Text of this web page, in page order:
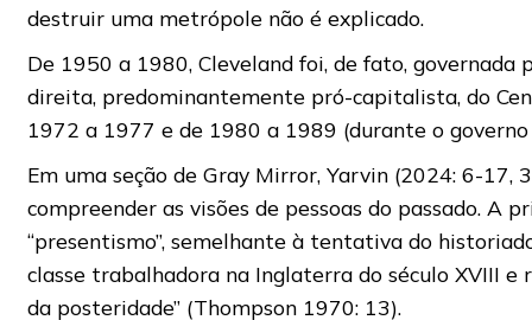
destruir uma metrópole não é explicado.
De 1950 a 1980, Cleveland foi, de fato,
direita, predominantemente pró-capitalista, do
1972 a 1977 e de 1980 a 1989 (durante o governo
Em uma seção de Gray Mirror, Yarvin (2024: 6-17,
compreender as visões de pessoas do passado. A
“presentismo”, semelhante à tentativa do
classe trabalhadora na Inglaterra do século XVIII e
da posteridade” (Thompson 1970: 13).